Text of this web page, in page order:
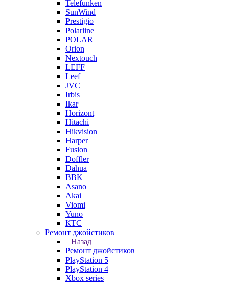
Telefunken
SunWind
Prestigio
Polarline
POLAR
Orion
Nextouch
LEFF
Leef
JVC
Irbis
Ikar
Horizont
Hitachi
Hikvision
Harper
Fusion
Doffler
Dahua
BBK
Asano
Akai
Viomi
Yuno
КТС
Ремонт джойстиков
Назад
Ремонт джойстиков
PlayStation 5
PlayStation 4
Xbox series